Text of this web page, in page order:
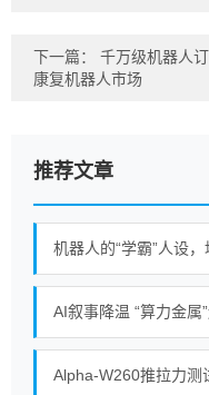
下一篇： 千万级机器人
康复机器人市场
推荐文章
机器人的“学霸”人设，
AI叙事降温 “算力金属